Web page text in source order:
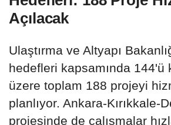
Açılacak
Ulaştırma ve Altyapı
hedefleri kapsamında 144'ü
üzere toplam 188 projeyi
planlıyor. Ankara-Kırıkkale-
projesinde de çalışmalar